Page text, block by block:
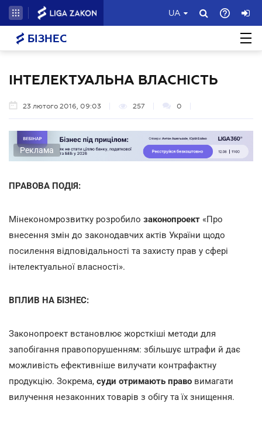
UA
БІЗНЕС
ІНТЕЛЕКТУАЛЬНА ВЛАСНІСТЬ
23 лютого 2016, 09:03 257 0
Реклама
ПРАВОВА ПОДІЯ:
Мінекономрозвитку розробило законопроект «Про
внесення змін до законодавчих актів України щодо
посилення відповідальності та захисту прав у сфері
інтелектуальної власності».
ВПЛИВ НА БІЗНЕС:
Законопроект встановлює жорсткіші методи для
запобігання правопорушенням: збільшує штрафи й дає
можливість ефективніше вилучати контрафактну
продукцію. Зокрема, суди отримають право вимагати
вилучення незаконних товарів з обігу та їх знищення.